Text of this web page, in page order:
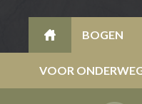
BOGEN
VOOR